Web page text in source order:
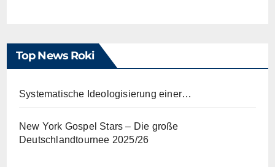
Top News Roki
Systematische Ideologisierung einer…
New York Gospel Stars – Die große
Deutschlandtournee 2025/26